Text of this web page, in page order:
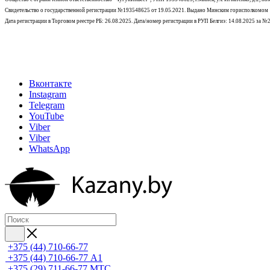
Свидетельство о государственной регистрации №193548625 от 19.05.2021. Выдано Минским горисполкомом
Дата регистрации в Торговом реестре РБ: 26.08.2025. Дата/номер регистрации в РУП Белгиэ: 14.08.2025 за
Вконтакте
Instagram
Telegram
YouTube
Viber
Viber
WhatsApp
+375 (44) 710-66-77
+375 (44) 710-66-77 А1